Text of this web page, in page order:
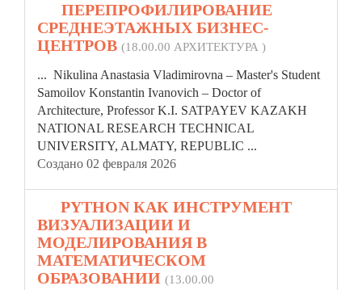
ПЕРЕПРОФИЛИРОВАНИЕ
СРЕДНЕЭТАЖНЫХ БИЗНЕС-
ЦЕНТРОВ (18.00.00 АРХИТЕКТУРА )
... Nikulina Anastasia Vladimirovna – Master's Student
Samoilov Konstantin Ivanovich – Doctor of
Architecture, Professor K.I. SATPAYEV KAZAKH
NATIONAL RESEARCH TECHNICAL
UNIVERSITY, ALMATY, REPUBLIC ...
Создано 02 февраля 2026
PYTHON КАК ИНСТРУМЕНТ
ВИЗУАЛИЗАЦИИ И
МОДЕЛИРОВАНИЯ В
МАТЕМАТИЧЕСКОМ
ОБРАЗОВАНИИ (13.00.00